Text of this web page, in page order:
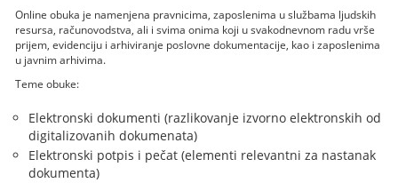
Online obuka je namenjena pravnicima, zaposlenima u službama ljudskih
resursa, računovodstva, ali i svima onima koji u svakodnevnom radu vrše
prijem, evidenciju i arhiviranje poslovne dokumentacije, kao i zaposlenima
u javnim arhivima.
Teme obuke:
Elektronski dokumenti (razlikovanje izvorno elektronskih od
digitalizovanih dokumenata)
Elektronski potpis i pečat (elementi relevantni za nastanak
dokumenta)